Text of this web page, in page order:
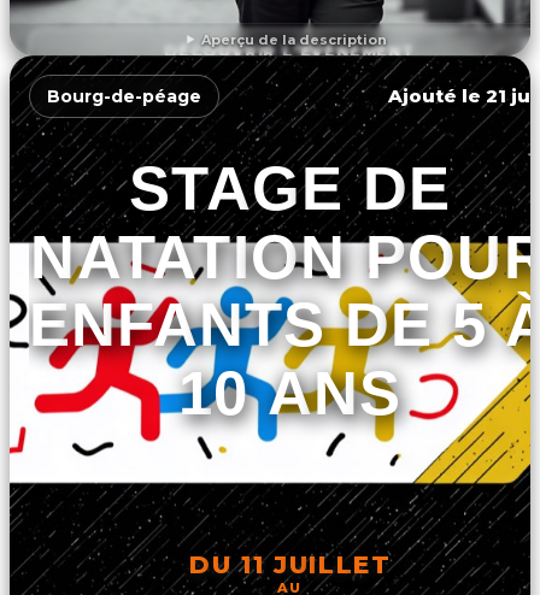
Aperçu de la description
DÉCOUVRIR L'ÉVÉNEMENT
Bourg-de-péage Ajouté le 21
STAGE DE
NATATION
ENFANTS DE 5
10 ANS
DU 11 JUILLET
AU